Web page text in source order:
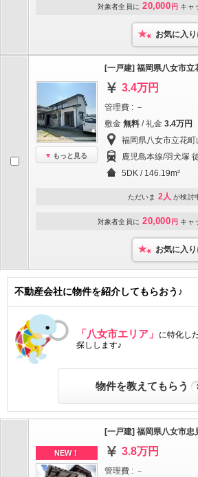
対象者全員に 20,000 円 キャ
お気に入
もっと見る
[一戸建] 福岡県八女市立
3.4万円
管理費 : －
敷金 無料 / 礼金 3.4万円
福岡県八女市立花町
鹿児島本線/羽犬塚
5DK / 146.19m²
ただいま 2人 が検討
対象者全員に 20,000 円 キャ
お気に入
不動産会社に物件を紹介してもらおう♪
「八女市エリア」 に特化し
探しします♪
物件を教えてもらう
NEW！
[一戸建] 福岡県八女市忠
3.8万円
管理費 : －